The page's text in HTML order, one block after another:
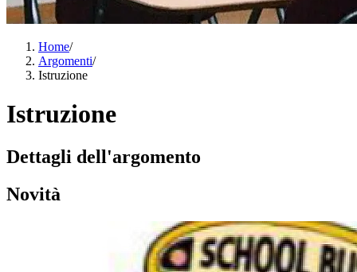
Home/
Argomenti/
Istruzione
Istruzione
Dettagli dell'argomento
Novità